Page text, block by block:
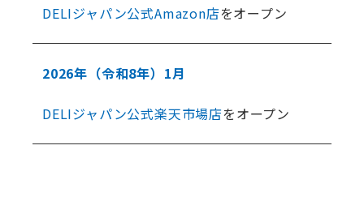
DELIジャパン公式Amazon店をオープン
2026年 （令和8年） 1月
DELIジャパン公式楽天市場店をオープン